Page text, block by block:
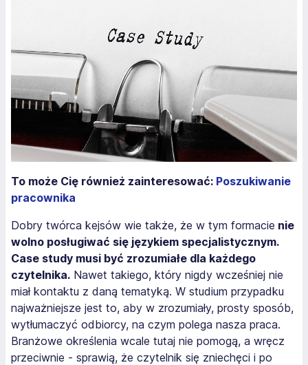
To może Cię również zainteresować: Poszukiwanie
pracownika
Dobry twórca kejsów wie także, że w tym formacie nie
wolno posługiwać się językiem specjalistycznym.
Case study musi być zrozumiałe dla każdego
czytelnika. Nawet takiego, który nigdy wcześniej nie
miał kontaktu z daną tematyką. W studium przypadku
najważniejsze jest to, aby w zrozumiały, prosty sposób,
wytłumaczyć odbiorcy, na czym polega nasza praca.
Branżowe określenia wcale tutaj nie pomogą, a wręcz
przeciwnie - sprawią, że czytelnik się zniechęci i po